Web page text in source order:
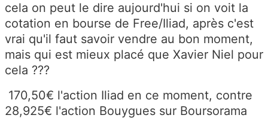
cela on peut le dire aujourd'hui si on voit la
cotation en bourse de Free/Iliad, après c'est
vrai qu'il faut savoir vendre au bon moment,
mais qui est mieux placé que Xavier Niel pour
cela ???
170,50€ l'action Iliad en ce moment, contre
28,925€ l'action Bouygues sur Boursorama